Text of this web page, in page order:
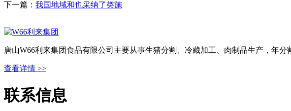
下一篇： 我国地域和也采纳了类施
唐山W66利来集团食品有限公司主要从事生猪分割、冷藏加工、肉制品生产，年
查看详情 >>
联系信息